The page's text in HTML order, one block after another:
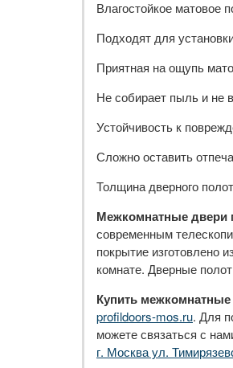
Влагостойкое матовое
Подходят для
Приятная на ощупь
Не собирает пыль и не
Устойчивость к
Сложно оставить
Толщина дверного
Межкомнатные двери
современным
покрытие изготовлено
комнате. Дверные
Купить
profildoors-mos.ru. Для
можете связаться с
г. Москва ул.